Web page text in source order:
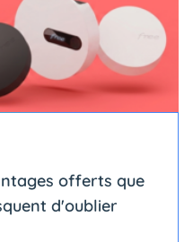
offerts que
d'oublier